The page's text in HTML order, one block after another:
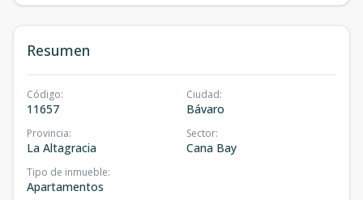
Resumen
Código:
11657
Ciudad:
Bávaro
Provincia:
La Altagracia
Sector:
Cana Bay
Tipo de inmueble:
Apartamentos